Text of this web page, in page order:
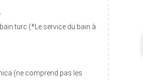
turc (*Le service du bain à
(ne comprend pas les